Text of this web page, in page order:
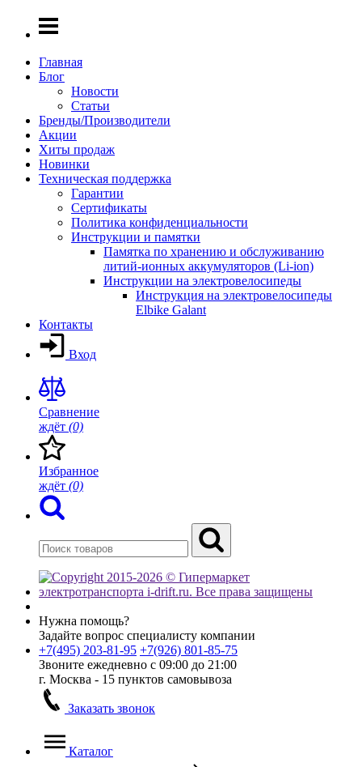
Главная
Блог
Новости
Статьи
Бренды/Производители
Акции
Хиты продаж
Новинки
Техническая поддержка
Гарантии
Сертификаты
Политика конфиденциальности
Инструкции и памятки
Памятка по хранению и обслуживанию
литий-ионных аккумуляторов (Li-ion)
Инструкции на электровелосипеды
Инструкция на электровелосипеды
Elbike Galant
Контакты
Вход
Сравнение
ждёт (0)
Избранное
ждёт (0)
Нужна помощь?
Задайте вопрос специалисту компании
+7(495) 203-81-95 +7(926) 801-85-75
Звоните ежедневно с 09:00 до 21:00
г. Москва - 15 пунктов самовывоза
Заказать звонок
Каталог